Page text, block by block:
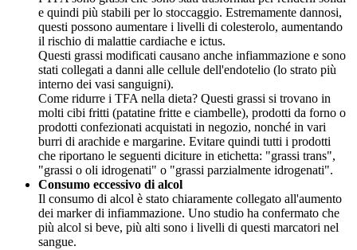
e quindi più stabili per lo stoccaggio. Estremamente dannosi,
questi possono aumentare i livelli di colesterolo, aumentando
il rischio di malattie cardiache e ictus.
Questi grassi modificati causano anche infiammazione e sono
stati collegati a danni alle cellule dell'endotelio (lo strato più
interno dei vasi sanguigni).
Come ridurre i TFA nella dieta? Questi grassi si trovano in
molti cibi fritti (patatine fritte e ciambelle), prodotti da forno o
prodotti confezionati acquistati in negozio, nonché in vari
burri di arachide e margarine. Evitare quindi tutti i prodotti
che riportano le seguenti diciture in etichetta: "grassi trans",
"grassi o oli idrogenati" o "grassi parzialmente idrogenati".
Consumo eccessivo di alcol
Il consumo di alcol è stato chiaramente collegato all'aumento
dei marker di infiammazione. Uno studio ha confermato che
più alcol si beve, più alti sono i livelli di questi marcatori nel
sangue.